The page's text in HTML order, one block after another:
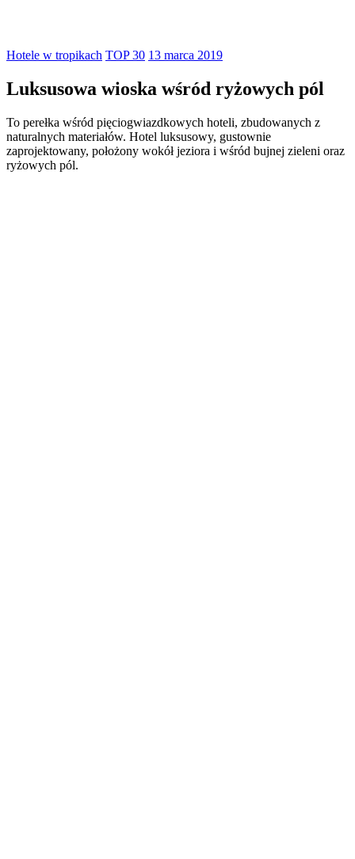
Hotele w tropikach TOP 30 13 marca 2019
Luksusowa wioska wśród ryżowych pól
To perełka wśród pięciogwiazdkowych hoteli, zbudowanych z
naturalnych materiałów. Hotel luksusowy, gustownie
zaprojektowany, położony wokół jeziora i wśród bujnej zieleni oraz
ryżowych pól.